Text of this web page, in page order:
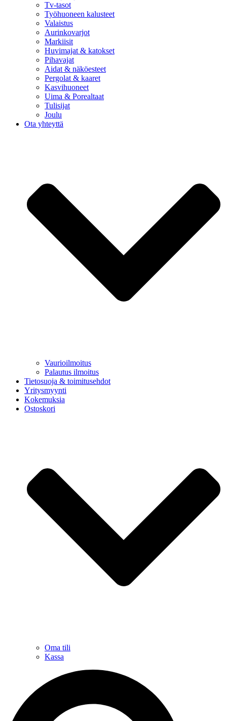
Tv-tasot
Työhuoneen kalusteet
Valaistus
Aurinkovarjot
Markiisit
Huvimajat & katokset
Pihavajat
Aidat & näköesteet
Pergolat & kaaret
Kasvihuoneet
Uima & Porealtaat
Tulisijat
Joulu
Ota yhteyttä
Vaurioilmoitus
Palautus ilmoitus
Tietosuoja & toimitusehdot
Yritysmyynti
Kokemuksia
Ostoskori
Oma tili
Kassa